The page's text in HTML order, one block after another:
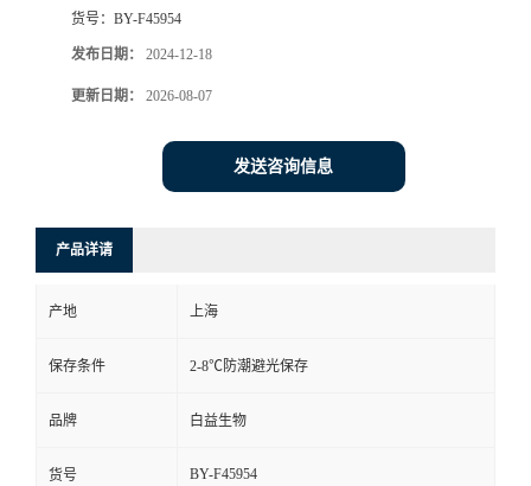
货号： BY-F45954
发布日期： 2024-12-18
更新日期： 2026-08-07
发送咨询信息
产品详请
产地 上海
保存条件 2-8℃防潮避光保存
品牌 白益生物
货号 BY-F45954